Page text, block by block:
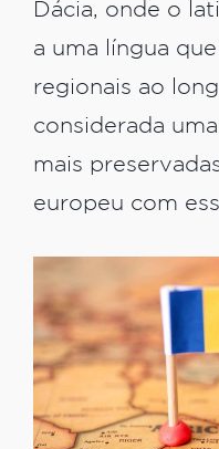
Dácia, onde o
a uma língua
regionais ao
considerada
mais
europeu com